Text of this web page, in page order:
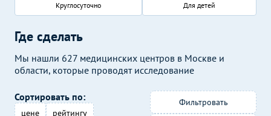
Круглосуточно Для детей
Где сделать
Мы нашли 627 медицинских центров в Москве и
области, которые проводят исследование
Сортировать по:
цене
рейтингу
Фильтровать